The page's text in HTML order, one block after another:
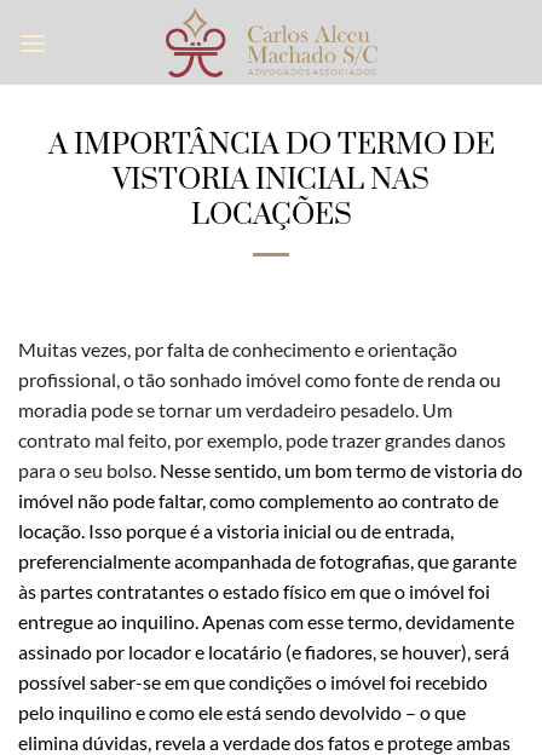
A IMPORTÂNCIA DO TERMO DE
VISTORIA INICIAL NAS
LOCAÇÕES
Muitas vezes, por falta de conhecimento e orientação
profissional, o tão sonhado imóvel como fonte de renda ou
moradia pode se tornar um verdadeiro pesadelo. Um
contrato mal feito, por exemplo, pode trazer grandes danos
para o seu bolso. Nesse sentido, um bom termo de vistoria do
imóvel não pode faltar, como complemento ao contrato de
locação. Isso porque é a vistoria inicial ou de entrada,
preferencialmente acompanhada de fotografias, que garante
às partes contratantes o estado físico em que o imóvel foi
entregue ao inquilino. Apenas com esse termo, devidamente
assinado por locador e locatário (e fiadores, se houver), será
possível saber-se em que condições o imóvel foi recebido
pelo inquilino e como ele está sendo devolvido – o que
elimina dúvidas, revela a verdade dos fatos e protege ambas